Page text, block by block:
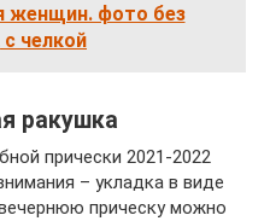
женщин. фото без
челкой
ракушка
прически 2021-2022
– укладка в виде
прическу можно